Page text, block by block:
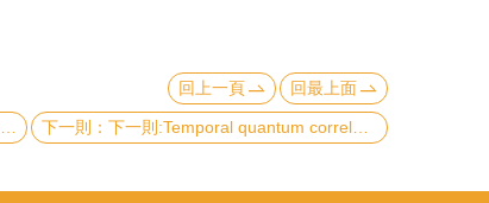
回上一頁
回最上面
下一則:Temporal quantum correlations in the cloud